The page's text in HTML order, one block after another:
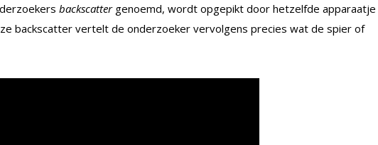
backscattergenoemd, wordt opgepikt door hetzelfde apparaatje
backscatter vertelt de onderzoeker vervolgens precies wat de spier of